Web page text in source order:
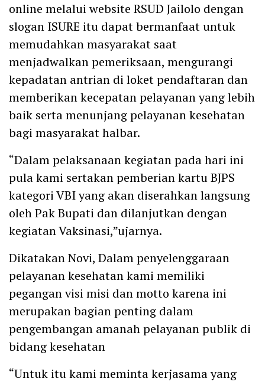
online melalui website RSUD Jailolo dengan
slogan ISURE itu dapat bermanfaat untuk
memudahkan masyarakat saat
menjadwalkan pemeriksaan, mengurangi
kepadatan antrian di loket pendaftaran dan
memberikan kecepatan pelayanan yang lebih
baik serta menunjang pelayanan kesehatan
bagi masyarakat halbar.
“Dalam pelaksanaan kegiatan pada hari ini
pula kami sertakan pemberian kartu BJPS
kategori VBI yang akan diserahkan langsung
oleh Pak Bupati dan dilanjutkan dengan
kegiatan Vaksinasi,”ujarnya.
Dikatakan Novi, Dalam penyelenggaraan
pelayanan kesehatan kami memiliki
pegangan visi misi dan motto karena ini
merupakan bagian penting dalam
pengembangan amanah pelayanan publik di
bidang kesehatan
“Untuk itu kami meminta kerjasama yang